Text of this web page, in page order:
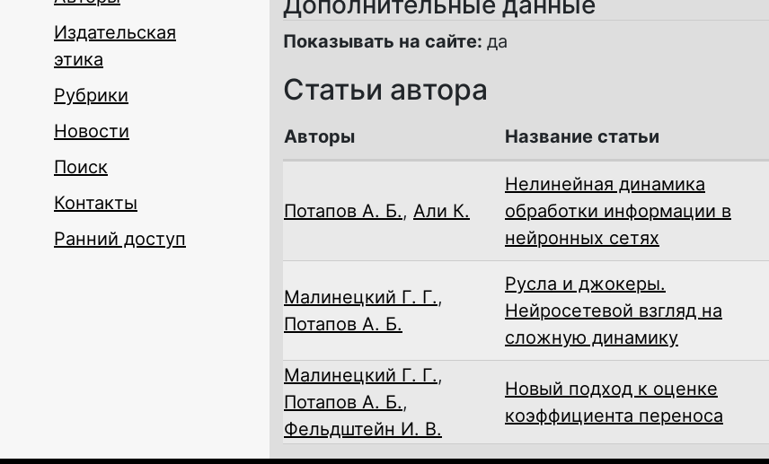
Издательская
этика
Рубрики
Новости
Поиск
Контакты
Ранний доступ
Показывать на сайте: да
Статьи автора
Авторы Название статьи
Потапов А. Б., Али К.
Нелинейная динамика
обработки информации в
нейронных сетях
Малинецкий Г. Г.,
Потапов А. Б.
Русла и джокеры.
Нейросетевой взгляд на
сложную динамику
Малинецкий Г. Г.,
Потапов А. Б.,
Фельдштейн И. В.
Новый подход к оценке
коэффициента переноса